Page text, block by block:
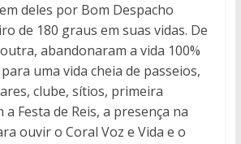
deles por Bom Despacho
de 180 graus em suas vidas. De
abandonaram a vida 100%
uma vida cheia de passeios,
clube, sítios, primeira
Festa de Reis, a presença na
ouvir o Coral Voz e Vida e o